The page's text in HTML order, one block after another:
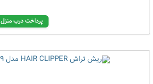
پرداخت درب منزل